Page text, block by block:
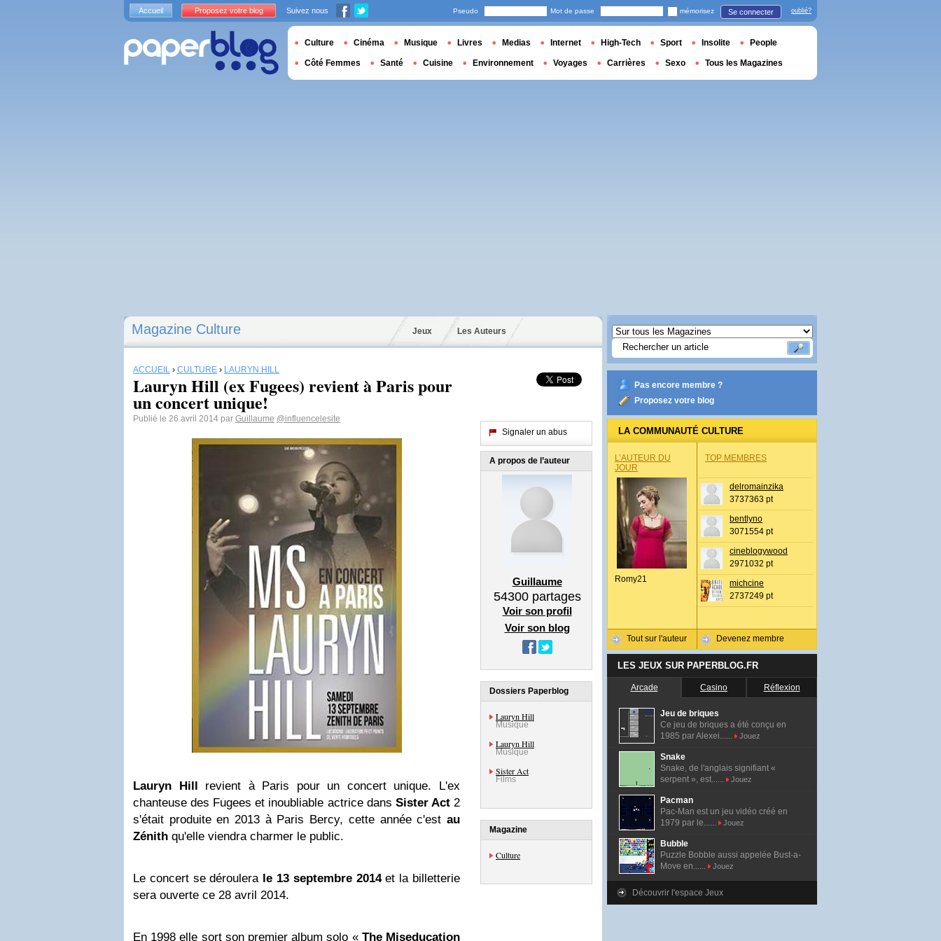
Magazine Culture Jeux Les Auteurs
ACCUEIL › CULTURE › LAURYN HILL
Lauryn Hill (ex Fugees) revient à Paris pour
un concert unique!
Publié le 26 avril 2014 par Guillaume @influencelesite
Lauryn Hill revient à Paris pour un concert unique. L'ex
chanteuse des Fugees et inoubliable actrice dans Sister Act2
s'était produite en 2013 à Paris Bercy, cette année c'est au
Zénith qu'elle viendra charmer le public.
Le concert se déroulera le 13 septembre 2014et la billetterie
sera ouverte ce 28 avril 2014.
En 1998 elle sort son premier album solo « The Miseducation
Signaler un abus
A propos de l’auteur
Guillaume
54300partages
Voir son profil
Voir son blog
Dossiers Paperblog
Lauryn Hill
Musique
Lauryn Hill
Musique
Sister Act
Films
Magazine
Culture
Pas encore membre ?
Proposez votre blog
LA COMMUNAUTÉ CULTURE
L’AUTEUR DU
JOUR
Romy21
Tout sur l'auteur
TOP MEMBRES
delromainzika
3737363 pt
bentlyno
3071554 pt
cineblogywood
2971032 pt
michcine
2737249 pt
Devenez membre
LES JEUX SUR PAPERBLOG.FR
Arcade Casino Réflexion
Jeu de briques
Ce jeu de briques a été conçu en
1985 par Alexei......
Jouez
Snake
Snake, de l'anglais signifiant «
serpent », est......
Jouez
Pacman
Pac-Man est un jeu vidéo créé en
1979 par le......
Jouez
Bubble
Puzzle Bobble aussi appelée Bust-a-
Move en......
Jouez
Découvrir l'espace Jeux
Accueil Proposez votre blog Suivez nous Pseudo Mot de passe mémorisez Se connecter oublié?
Culture Cinéma Musique Livres Medias Internet High-Tech Sport Insolite People
Côté Femmes Santé Cuisine Environnement Voyages Carrières Sexo Tous les Magazines